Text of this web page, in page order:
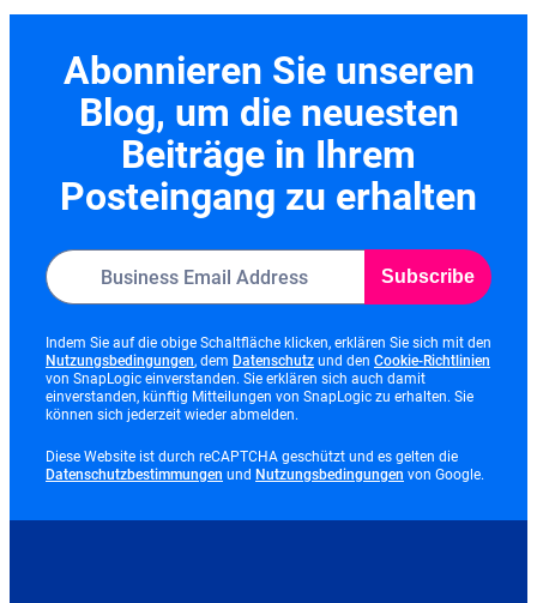
Abonnieren Sie unseren
Blog, um die neuesten
Beiträge in Ihrem
Posteingang zu erhalten
Subscribe
Indem Sie auf die obige Schaltfläche klicken, erklären Sie sich mit den
Nutzungsbedingungenopens
in
new
tab
, dem Datenschutzopens
in
new
und den Cookie-Richtlinien
von SnapLogic einverstanden. Sie erklären sich auch damit
einverstanden, künftig Mitteilungen von SnapLogic zu erhalten. Sie
können sich jederzeit wieder abmelden.
Diese Website ist durch reCAPTCHA geschützt und es gelten die
Datenschutzbestimmungen opens
und Nutzungsbedingungen opens
von Google.